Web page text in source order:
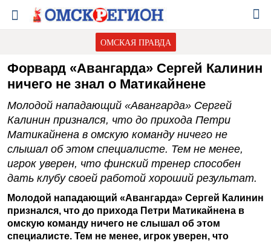
ОМСКАЯ ПРАВДА
Форвард «Авангарда» Сергей Калинин
ничего не знал о Матикайнене
Молодой нападающий «Авангарда» Сергей
Калинин признался, что до прихода Петри
Матикайнена в омскую команду ничего не
слышал об этом специалисте. Тем не менее,
игрок уверен, что финский тренер способен
дать клубу своей работой хороший результат.
Молодой нападающий «Авангарда» Сергей Калинин
признался, что до прихода Петри Матикайнена в
омскую команду ничего не слышал об этом
специалисте. Тем не менее, игрок уверен, что